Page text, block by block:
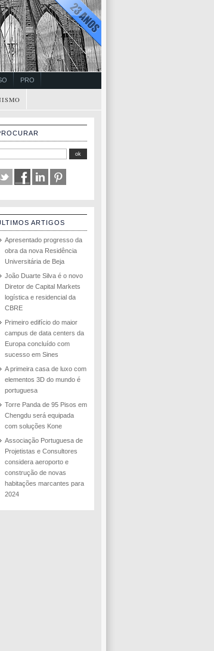
PRO
ARTIGOS
Apresentado progresso da
obra da nova Residência
Universitária de Beja
João Duarte Silva é o novo
Diretor de Capital Markets
logística e residencial da
CBRE
Primeiro edifício do maior
campus de data centers da
Europa concluído com
sucesso em Sines
A primeira casa de luxo com
elementos 3D do mundo é
portuguesa
Torre Panda de 95 Pisos em
Chengdu será equipada
com soluções Kone
Associação Portuguesa de
Projetistas e Consultores
considera aeroporto e
construção de novas
habitações marcantes para
2024